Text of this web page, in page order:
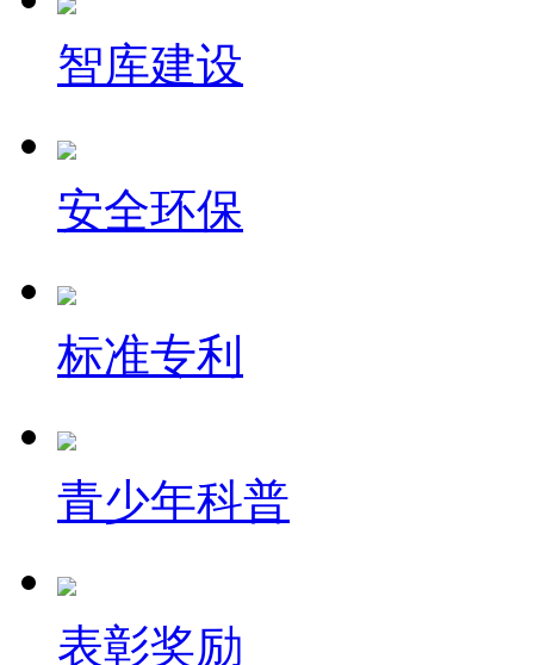
智库建设
安全环保
标准专利
青少年科普
表彰奖励